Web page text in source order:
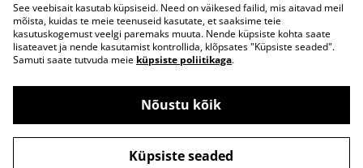
Kontaktivorm
Ostu- ja
müügitingimused
Privaatsuspoliitika
Küpsised
©2026Oh So Pretty!
See veebisait kasutab küpsiseid. Need on väikesed failid, mis aitavad meil
mõista, kuidas te meie teenuseid kasutate, et saaksime teie
kasutuskogemust veelgi paremaks muuta. Nende küpsiste kohta saate
lisateavet ja nende kasutamist kontrollida, klõpsates "Küpsiste seaded".
Samuti saate tutvuda meie küpsiste poliitikaga.
Nõustu kõik
Küpsiste seaded